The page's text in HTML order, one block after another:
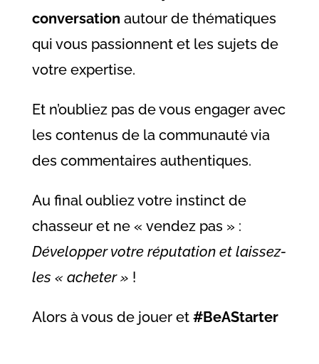
conversation autour de thématiques
qui vous passionnent et les sujets de
votre expertise.
Et n’oubliez pas de vous engager avec
les contenus de la communauté via
des commentaires authentiques.
Au final oubliez votre instinct de
chasseur et ne « vendez pas » :
Développer votre réputation et laissez-
les « acheter » !
Alors à vous de jouer et #BeAStarter